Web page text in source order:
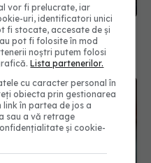
vor fi prelucrate, iar
uri, identificatori unici
fi stocate, accesate de și
pot fi folosite în mod
noștri putem folosi
Lista partenerilor.
cu caracter personal în
obiecta prin gestionarea
în partea de jos a
sau a vă retrage
și cookie-